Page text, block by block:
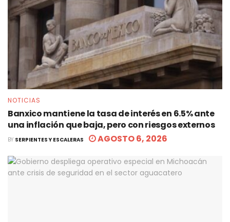
NOTICIAS
Banxico mantiene la tasa de interés en 6.5% ante
una inflación que baja, pero con riesgos externos
BY SERPIENTES Y ESCALERAS AGOSTO 6, 2026